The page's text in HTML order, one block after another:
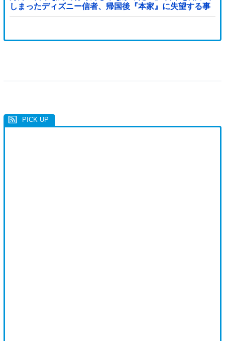
しまったディズニー信者、帰国後『本家』に失望する事
態に